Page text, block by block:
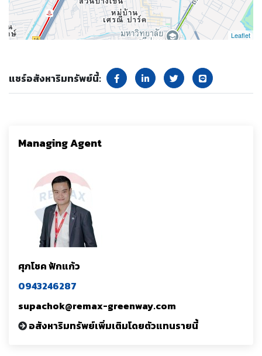
Leaflet
แชร์อสังหาริมทรัพย์นี้:
Managing Agent
ศุภโชค ฟักแก้ว
0943246287
supachok@remax-greenway.com
อสังหาริมทรัพย์เพิ่มเติมโดยตัวแทนรายนี้